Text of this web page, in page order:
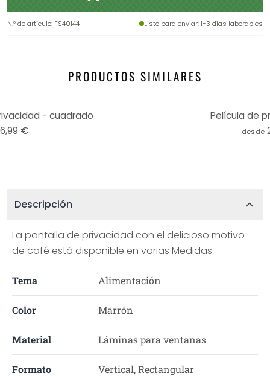
N.º de artículo: FS40144 Listo para enviar: 1-3 días laborables
PRODUCTOS SIMILARES
- cuadrado
€
Película de
desde
Descripción
La pantalla de privacidad con el delicioso motivo
de café está disponible en varias Medidas.
Tema Alimentación
Color Marrón
Material Láminas para ventanas
Formato Vertical, Rectangular